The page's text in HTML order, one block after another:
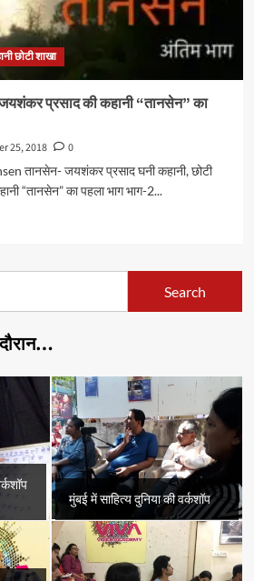
छोटी शाखा
जयशंकर प्रसाद की कहानी “तानसेन” का
25, 2018
0
तानसेन- जयशंकर प्रसाद घनी कहानी, छोटी
“तानसेन” का पहला भाग भाग-2...
मुंबई में साहित्य दुनिया की वर्कशॉप